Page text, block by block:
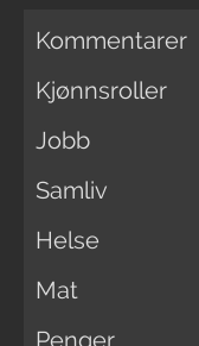
Kommentarer
Kjønnsroller
Jobb
Samliv
Helse
Mat
Penger